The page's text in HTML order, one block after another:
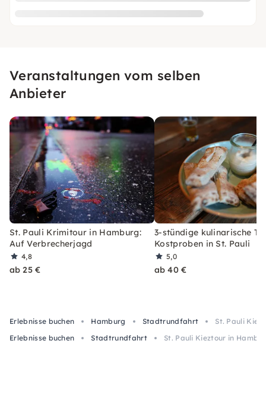
Veranstaltungen vom selben
Anbieter
St. Pauli Krimitour in Hamburg:
Auf Verbrecherjagd
4,8
ab 25 €
3-stündige kulinarische
Kostproben in St. Pauli
5,0
ab 40 €
Erlebnisse buchen Hamburg Stadtrundfahrt
St. Pauli
Erlebnisse buchen
Stadtrundfahrt St. Pauli Kieztour in